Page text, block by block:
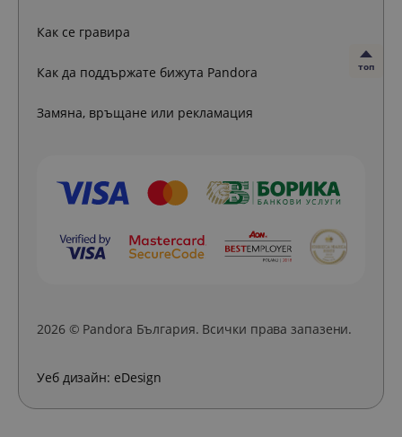
топ
Как се гравира
Как да поддържате бижута Pandora
Замяна, връщане или рекламация
2026 © Pandora България. Всички права запазени.
Уеб дизайн: eDesign